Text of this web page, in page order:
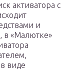
активатора с
и
в «Малютке»
виде